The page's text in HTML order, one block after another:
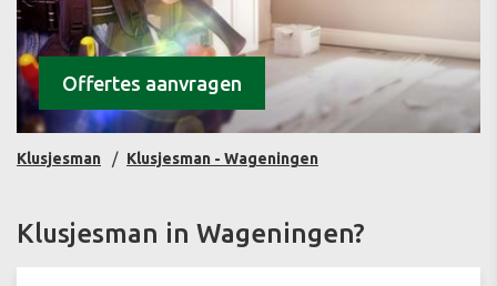
Offertes aanvragen
Klusjesman Klusjesman - Wageningen
Klusjesman in Wageningen?